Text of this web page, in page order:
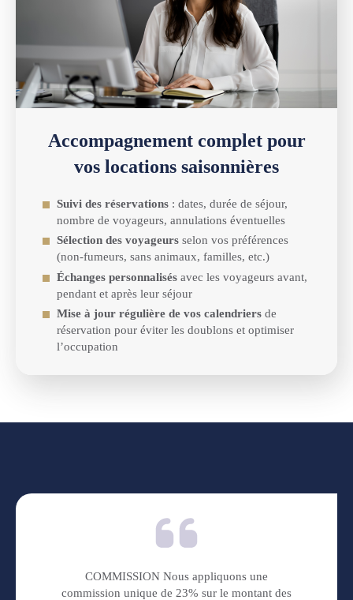
Accompagnement complet pour
vos locations saisonnières
Suivi des réservations : dates, durée de séjour,
nombre de voyageurs, annulations éventuelles
Sélection des voyageurs selon vos préférences
(non-fumeurs, sans animaux, familles, etc.)
Échanges personnalisés avec les voyageurs avant,
pendant et après leur séjour
Mise à jour régulière de vos calendriers de
réservation pour éviter les doublons et optimiser
l’occupation
COMMISSION Nous appliquons une
commission unique de 23% sur le montant des